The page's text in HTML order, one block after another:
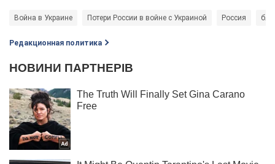
Война в Украине Потери России в войне с Украиной Россия
Редакционная политика